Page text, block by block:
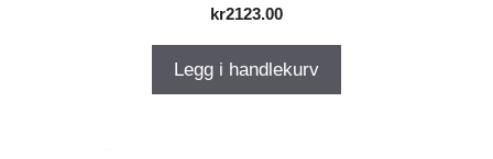
kr2123.00
Legg i handlekurv